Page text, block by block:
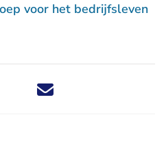
voor het bedrijfsleven
Deel dit nieuwsbericht via X -
Deel dit nieuwsbericht via
Deel dit nieuwsbericht
Deel dit